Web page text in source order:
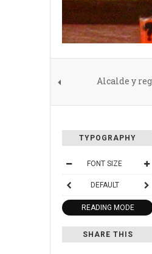
Alcalde y
TYPOGRAPHY
FONT SIZE
DEFAULT
READING MODE
SHARE THIS